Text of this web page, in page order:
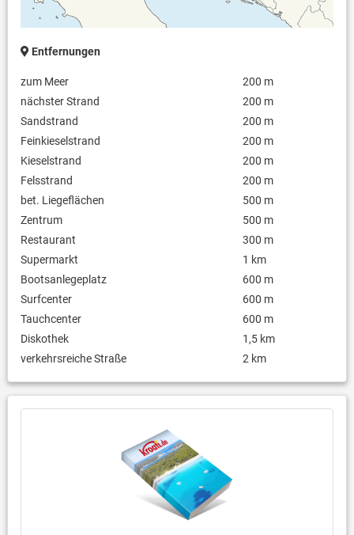
Safe
Entfernungen
zum Meer
200 m
nächster Strand
200 m
Sandstrand
200 m
Feinkieselstrand
200 m
Kieselstrand
200 m
Felsstrand
200 m
bet. Liegeflächen
500 m
Zentrum
500 m
Restaurant
300 m
Supermarkt
1 km
Bootsanlegeplatz
600 m
Surfcenter
600 m
Tauchcenter
600 m
Diskothek
1,5 km
verkehrsreiche Straße
2 km